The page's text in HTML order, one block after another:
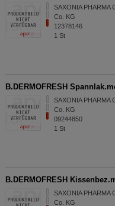
SAXONIA PHARMA
Co. KG
12378146
1 St
B.DERMOFRESH
SAXONIA PHARMA
Co. KG
09244850
1 St
B.DERMOFRESH
SAXONIA PHARMA
Co. KG